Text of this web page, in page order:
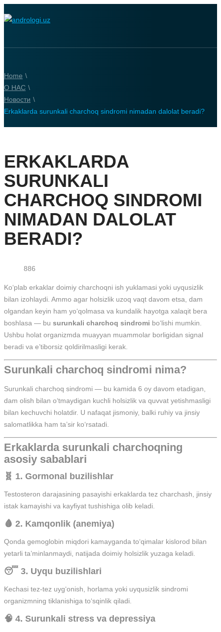
Home \
О НАС \
Новости \
Erkaklarda surunkali charchoq sindromi nimadan dalolat beradi?
ERKAKLARDA
SURUNKALI
CHARCHOQ SINDROMI
NIMADAN DALOLAT
BERADI?
886
Ko‘plab erkaklar doimiy charchoqni ish yuklamasi yoki uyqusizlik
bilan izohlaydi. Ammo agar holsizlik uzoq vaqt davom etsa, dam
olgandan keyin ham yo‘qolmasa va kundalik hayotga xalaqit bera
boshlasa — bu surunkali charchoq sindromi bo‘lishi mumkin.
Ushbu holat organizmda muayyan muammolar borligidan signal
beradi va e’tiborsiz qoldirilmasligi kerak.
Surunkali charchoq sindromi nima?
Surunkali charchoq sindromi — bu kamida 6 oy davom etadigan,
dam olish bilan o‘tmaydigan kuchli holsizlik va quvvat yetishmasligi
bilan kechuvchi holatdir. U nafaqat jismoniy, balki ruhiy va jinsiy
salomatlikka ham ta’sir ko‘rsatadi.
Erkaklarda surunkali charchoqning
asosiy sabablari
🧬 1. Gormonal buzilishlar
Testosteron darajasining pasayishi erkaklarda tez charchash, jinsiy
istak kamayishi va kayfiyat tushishiga olib keladi.
🩸 2. Kamqonlik (anemiya)
Qonda gemoglobin miqdori kamayganda to‘qimalar kislorod bilan
yetarli ta’minlanmaydi, natijada doimiy holsizlik yuzaga keladi.
😴 3. Uyqu buzilishlari
Kechasi tez-tez uyg‘onish, horlama yoki uyqusizlik sindromi
organizmning tiklanishiga to‘sqinlik qiladi.
🧠 4. Surunkali stress va depressiya